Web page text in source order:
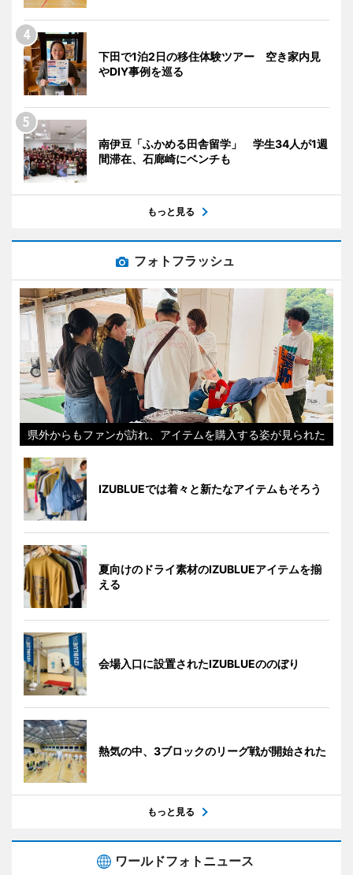
下田で1泊2日の移住体験ツアー 空き家内見
やDIY事例を巡る
南伊豆「ふかめる田舎留学」 学生34人が1週
間滞在、石廊崎にベンチも
もっと見る
フォトフラッシュ
県外からもファンが訪れ、アイテムを購入する姿が見られた
IZUBLUEでは着々と新たなアイテムもそろう
夏向けのドライ素材のIZUBLUEアイテムを揃
える
会場入口に設置されたIZUBLUEののぼり
熱気の中、3ブロックのリーグ戦が開始された
もっと見る
ワールドフォトニュース